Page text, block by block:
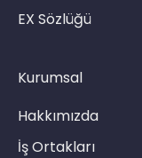
EX Sözlüğü
Kurumsal
Hakkımızda
İş Ortakları